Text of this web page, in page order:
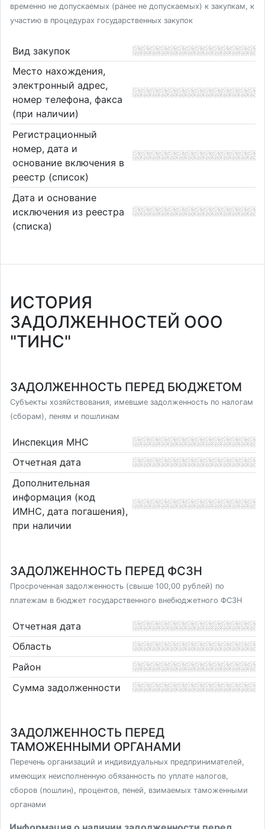
временно не допускаемых (ранее не допускаемых) к закупкам, к
участию в процедурах государственных закупок
Вид закупок
Место нахождения,
электронный адрес,
номер телефона, факса
(при наличии)
Регистрационный
номер, дата и
основание включения в
реестр (список)
Дата и основание
исключения из реестра
(списка)
ИСТОРИЯ
ЗАДОЛЖЕННОСТЕЙ ООО
"ТИНС"
ЗАДОЛЖЕННОСТЬ ПЕРЕД БЮДЖЕТОМ
Субъекты хозяйствования, имевшие задолженность по налогам
(сборам), пеням и пошлинам
Инспекция МНС
Отчетная дата
Дополнительная
информация (код
ИМНС, дата погашения),
при наличии
ЗАДОЛЖЕННОСТЬ ПЕРЕД ФСЗН
Просроченная задолженность (свыше 100,00 рублей) по
платежам в бюджет государственного внебюджетного ФСЗН
Отчетная дата
Область
Район
Сумма задолженности
ЗАДОЛЖЕННОСТЬ ПЕРЕД
ТАМОЖЕННЫМИ ОРГАНАМИ
Перечень организаций и индивидуальных предпринимателей,
имеющих неисполненную обязанность по уплате налогов,
сборов (пошлин), процентов, пеней, взимаемых таможенными
органами